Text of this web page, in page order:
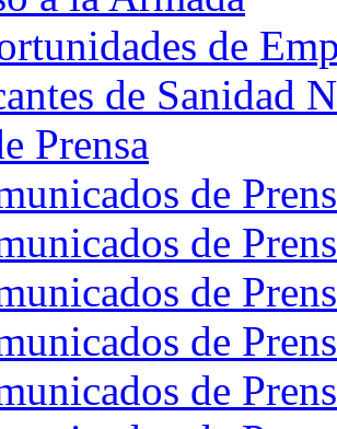
de
de Sanidad
Prensa
de
de
de
de
de